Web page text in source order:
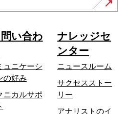
い合わ
ュニケーシ
の好み
ニカルサポ
ナレッジセ
ンター
ニュースルーム
サクセスストー
リー
アナリストのイ